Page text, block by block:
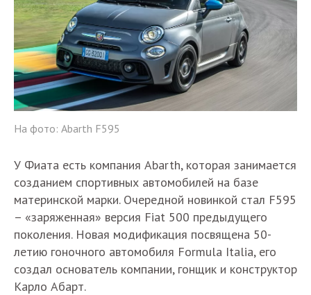
На фото: Abarth F595
У Фиата есть компания Abarth, которая занимается
созданием спортивных автомобилей на базе
материнской марки. Очередной новинкой стал F595
– «заряженная» версия Fiat 500 предыдущего
поколения. Новая модификация посвящена 50-
летию гоночного автомобиля Formula Italia, его
создал основатель компании, гонщик и конструктор
Карло Абарт.